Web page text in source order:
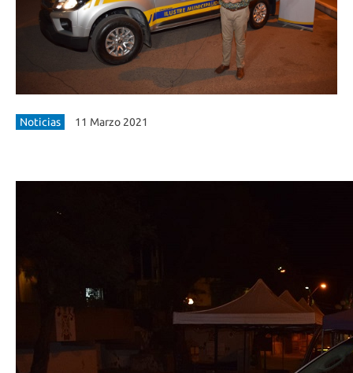
Noticias 11 Marzo 2021